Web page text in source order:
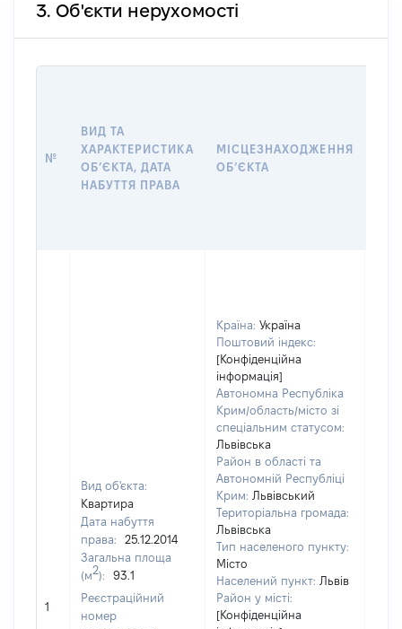
3. Об'єкти нерухомості
№
ВИД ТА
ХАРАКТЕРИСТИКА
ОБʼЄКТА, ДАТА
НАБУТТЯ ПРАВА
МІСЦЕЗНАХОДЖЕННЯ
ОБʼЄКТА
1
Вид об'єкта:
Квартира
Дата набуття
права:
25.12.2014
Загальна площа
(м2):
93.1
Реєстраційний
номер
Країна: Україна
Поштовий індекс:
[Конфіденційна
інформація]
Автономна Республіка
Крим/область/місто зі
спеціальним статусом:
Львівська
Район в області та
Автономній Республіці
Крим: Львівський
Територіальна громада:
Львівська
Тип населеного пункту:
Місто
Населений пункт: Львів
Район у місті:
[Конфіденційна